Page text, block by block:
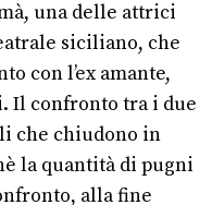
una delle attrici
siciliano, che
con l’ex amante,
Il confronto tra i due
che chiudono in
la quantità di pugni
alla fine